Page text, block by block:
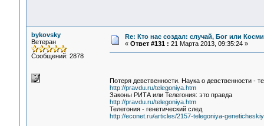
bykovsky
Ветеран
Сообщений: 2878
Re: Кто нас создал: случай, Бог или
« Ответ #131 : 21 Марта 2013, 09:35:24 »
Потеря девственности. Наука о девственности -
http://pravdu.ru/telegoniya.htm
Законы РИТА или Телегония: это правда
http://pravdu.ru/telegoniya.htm
Телегония - генетический след
http://econet.ru/articles/2157-telegoniya-